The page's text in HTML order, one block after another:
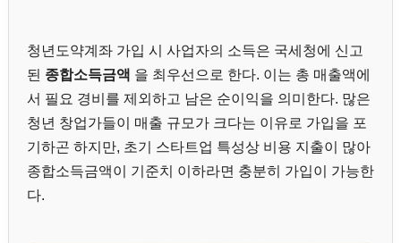
청년도약계좌 가입 시 사업자의 소득은 국세청에 신고
된 종합소득금액 을 최우선으로 한다. 이는 총 매출액에
서 필요 경비를 제외하고 남은 순이익을 의미한다. 많은
청년 창업가들이 매출 규모가 크다는 이유로 가입을 포
기하곤 하지만, 초기 스타트업 특성상 비용 지출이 많아
종합소득금액이 기준치 이하라면 충분히 가입이 가능한
다.